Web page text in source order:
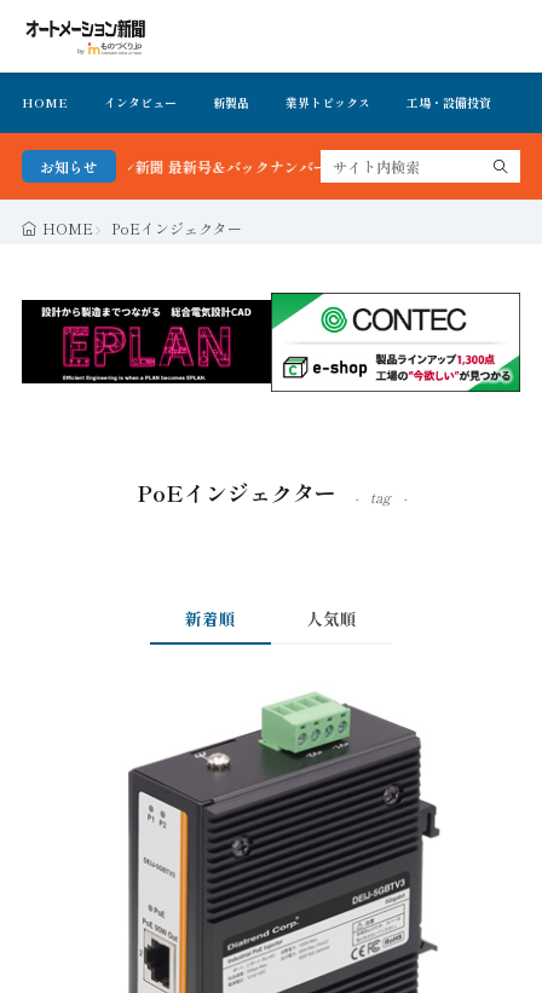
HOME インタビュー 新製品 業界トピックス 工場・設備投資
お知らせ
メーション新聞 最新号＆バックナンバーを無料で公開中 詳細はこちら
HOME PoEインジェクター
PoEインジェクター tag
新着順 人気順